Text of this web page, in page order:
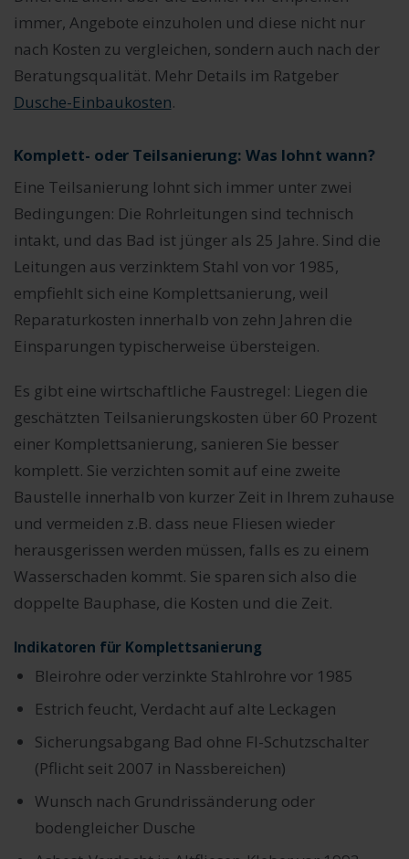
immer, Angebote einzuholen und diese nicht nur
nach Kosten zu vergleichen, sondern auch nach der
Beratungsqualität. Mehr Details im Ratgeber
Dusche-Einbaukosten.
Komplett- oder Teilsanierung: Was lohnt wann?
Eine Teilsanierung lohnt sich immer unter zwei
Bedingungen: Die Rohrleitungen sind technisch
intakt, und das Bad ist jünger als 25 Jahre. Sind die
Leitungen aus verzinktem Stahl von vor 1985,
empfiehlt sich eine Komplettsanierung, weil
Reparaturkosten innerhalb von zehn Jahren die
Einsparungen typischerweise übersteigen.
Es gibt eine wirtschaftliche Faustregel: Liegen die
geschätzten Teilsanierungskosten über 60 Prozent
einer Komplettsanierung, sanieren Sie besser
komplett. Sie verzichten somit auf eine zweite
Baustelle innerhalb von kurzer Zeit in Ihrem zuhause
und vermeiden z.B. dass neue Fliesen wieder
herausgerissen werden müssen, falls es zu einem
Wasserschaden kommt. Sie sparen sich also die
doppelte Bauphase, die Kosten und die Zeit.
Indikatoren für Komplettsanierung
Bleirohre oder verzinkte Stahlrohre vor 1985
Estrich feucht, Verdacht auf alte Leckagen
Sicherungsabgang Bad ohne FI-Schutzschalter
(Pflicht seit 2007 in Nassbereichen)
Wunsch nach Grundrissänderung oder
bodengleicher Dusche